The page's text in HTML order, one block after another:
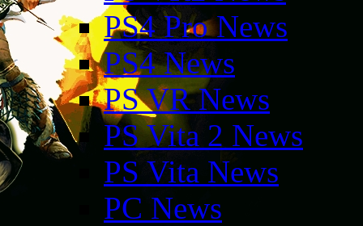
PS4 Pro News
PS4 News
PS VR News
PS Vita 2 News
PS Vita News
PC News